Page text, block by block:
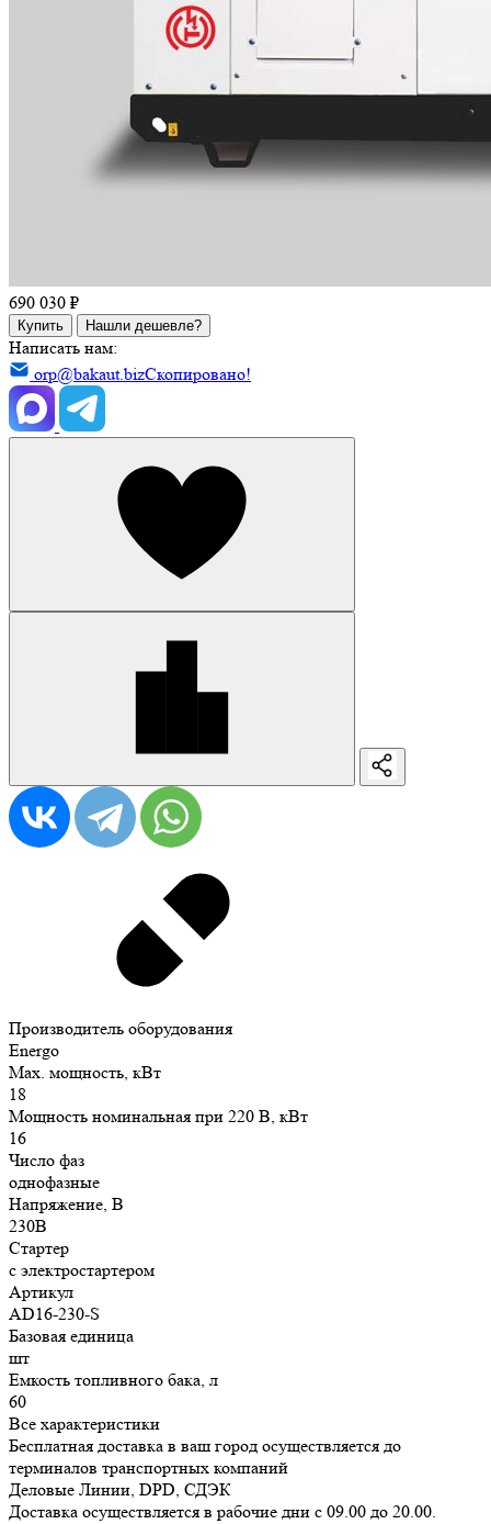
690 030 ₽
Купить Нашли дешевле?
Написать нам:
orp@bakaut.bizСкопировано!
Производитель оборудования
Energo
Max. мощность, кВт
18
Мощность номинальная при 220 В, кВт
16
Число фаз
однофазные
Напряжение, В
230В
Стартер
с электростартером
Артикул
AD16-230-S
Базовая единица
шт
Емкость топливного бака, л
60
Все характеристики
Бесплатная доставка в ваш город осуществляется до
терминалов транспортных компаний
Деловые Линии, DPD, СДЭК
Доставка осуществляется в рабочие дни с 09.00 до 20.00.